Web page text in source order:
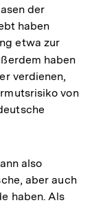
der
haben
etwa zur
haben
verdienen,
von
also
aber auch
haben. Als